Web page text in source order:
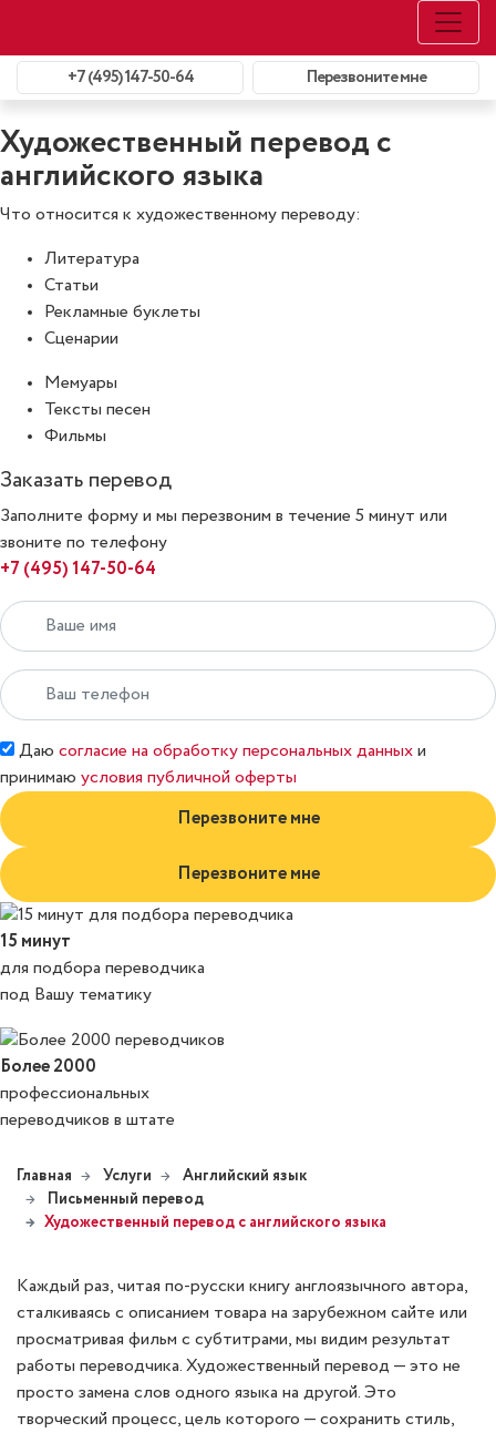
+7 (495) 147-50-64 Перезвоните мне
Художественный перевод с
английского языка
Что относится к художественному переводу:
Литература
Статьи
Рекламные буклеты
Сценарии
Мемуары
Тексты песен
Фильмы
Заказать перевод
Заполните форму и мы перезвоним в течение 5 минут или
звоните по телефону
+7 (495) 147-50-64
Даю согласие на обработку персональных данных и
принимаю условия публичной оферты
Перезвоните мне
Перезвоните мне
15 минут
для подбора переводчика
под Вашу тематику
Более 2000
профессиональных
переводчиков в штате
Главная Услуги
Английский язык
Письменный перевод
Художественный перевод с английского языка
Каждый раз, читая по-русски книгу англоязычного автора,
сталкиваясь с описанием товара на зарубежном сайте или
просматривая фильм с субтитрами, мы видим результат
работы переводчика. Художественный перевод — это не
просто замена слов одного языка на другой. Это
творческий процесс, цель которого — сохранить стиль,